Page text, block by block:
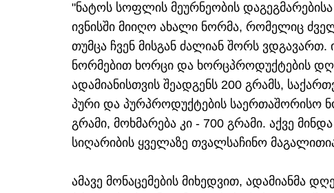
"ნატოს სოფლის მეურნეობის
ივნისში მიიღო ახალი ნორმა, რომელიც
თუმცა ჩვენ მისგან ძალიან შორს
ნორმებით ხორცი და ხორცპროდუქტების
ადამიანისთვის შეადგენს 200 გრამს,
პური და პურპროდუქტების საერთაშორისო
გრამი, მოხმარება კი - 700 გრამი. აქვე
სიღარიბის ყველაზე თვალსაჩინო
ამავე მონაცემების მიხედვით, ადამიანმა